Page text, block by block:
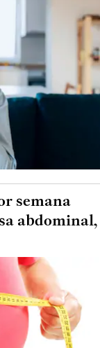
semana
abdominal,